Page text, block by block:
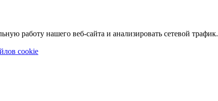
работу нашего веб-сайта и анализировать сетевой трафик.
cookie